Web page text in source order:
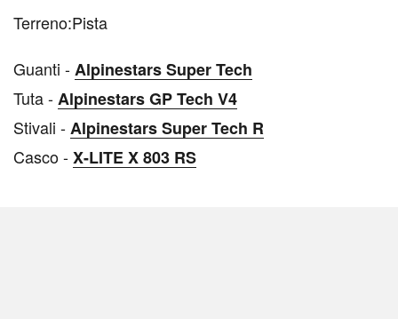
Terreno:Pista
Guanti -Alpinestars Super Tech
Tuta -Alpinestars GP Tech V4
Stivali -Alpinestars Super Tech R
Casco -X-LITE X 803 RS